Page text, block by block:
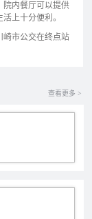
院内餐厅可以提供
上十分便利。
崎市公交在终点站
查看更多 >